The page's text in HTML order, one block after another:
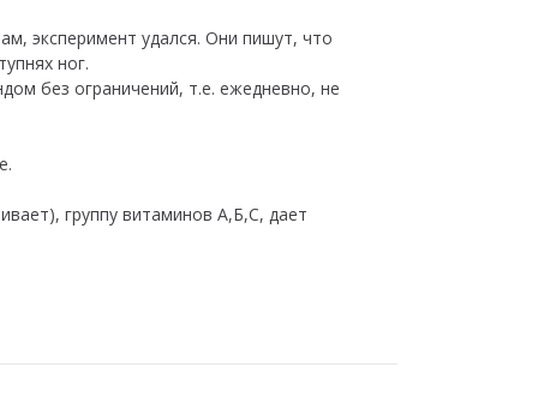
эксперимент удался. Они пишут, что
ног.
без ограничений, т.е. ежедневно, не
группу витаминов А,Б,С, дает